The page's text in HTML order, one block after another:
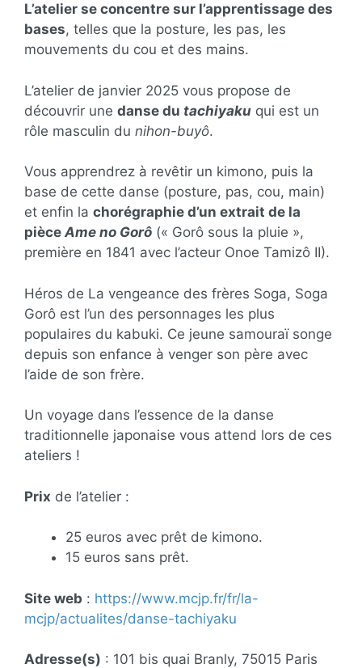
L’atelier se concentre sur l’apprentissage des
bases, telles que la posture, les pas, les
mouvements du cou et des mains.
L’atelier de janvier 2025 vous propose de
découvrir une danse du tachiyaku qui est un
rôle masculin du nihon-buyô.
Vous apprendrez à revêtir un kimono, puis la
base de cette danse (posture, pas, cou, main)
et enfin la chorégraphie d’un extrait de la
pièceAme no Gorô (« Gorô sous la pluie »,
première en 1841 avec l’acteur Onoe Tamizô II).
Héros de La vengeance des frères Soga, Soga
Gorô est l’un des personnages les plus
populaires du kabuki. Ce jeune samouraï songe
depuis son enfance à venger son père avec
l’aide de son frère.
Un voyage dans l’essence de la danse
traditionnelle japonaise vous attend lors de ces
ateliers !
Prix de l’atelier :
25 euros avec prêt de kimono.
15 euros sans prêt.
Site web : https://www.mcjp.fr/fr/la-
mcjp/actualites/danse-tachiyaku
Adresse(s) : 101 bis quai Branly, 75015 Paris